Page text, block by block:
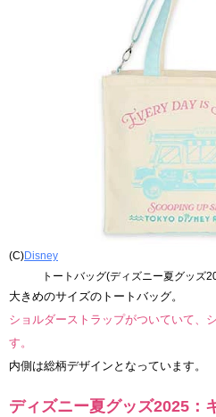
(C)Disney
トートバッグ(ディズニー夏グッズ
大きめのサイズのトートバッグ。
ショルダーストラップがついていて、
す。
内側は総柄デザインとなっています。
ディズニー夏グッズ2025：